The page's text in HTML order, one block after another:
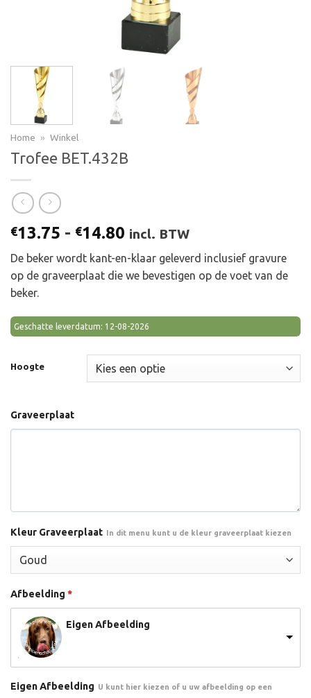
Home » Winkel
Trofee BET.432B
€13.75 - €14.80 Prijsklasse:
€13.75
tot
€14.80
incl. BTW
De beker wordt kant-en-klaar geleverd inclusief gravure
op de graveerplaat die we bevestigen op de voet van de
beker.
Geschatte leverdatum: 12-08-2026
Hoogte
Graveerplaat
Kleur Graveerplaat In dit menu kunt u de kleur graveerplaat kiezen
Afbeelding *
Eigen Afbeelding
Eigen Afbeelding U kunt hier kiezen of u uw afbeelding op een